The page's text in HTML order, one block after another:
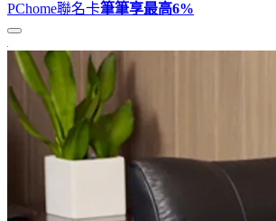
PChome聯名卡筆筆享最高6%